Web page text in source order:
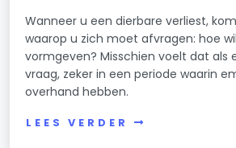
Wanneer u een dierbare verliest,
waarop u zich moet afvragen: hoe
vormgeven? Misschien voelt dat als
vraag, zeker in een periode waarin
overhand hebben.
LEES VERDER